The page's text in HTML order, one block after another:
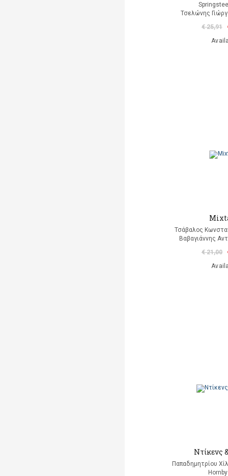
Τσελώνης
€ 25,91
Τσάβαλος
Βαβαγιάννης
€ 21,00
Ντίκενς
Παπαδημητρίου